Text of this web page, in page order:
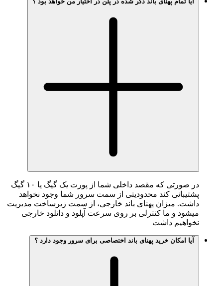
در صورتی که مقصد داخلی شما از پورت یک گیگ یا ۱۰ گیگ
کند محدودیتی از سمت سرور شما وجود نخواهد
میزان پهنای باند خارجی، از سمت زیرساخت مدیریت
و ما کنترلی بر روی سرعت آپلود و دانلود خارجی
داشت
امکان خرید پهنای باند اختصاصی برای سرور وجود دارد ؟